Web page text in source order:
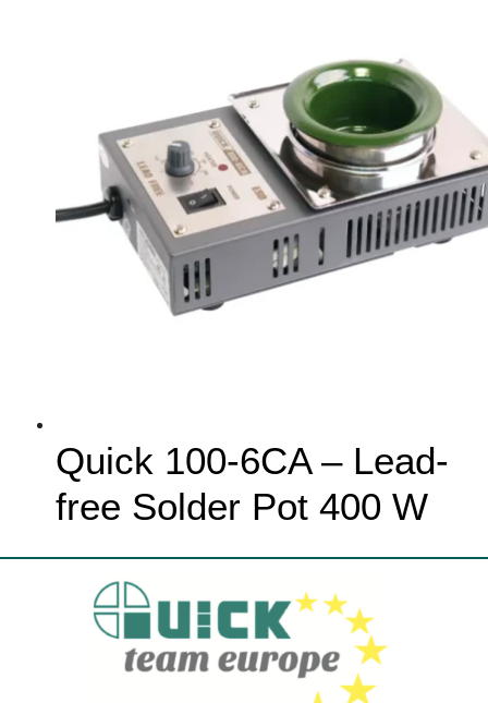
Quick 100-6CA – Lead-
free Solder Pot 400 W